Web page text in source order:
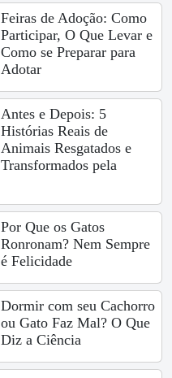
Feiras de Adoção: Como
Participar, O Que Levar e
Como se Preparar para
Adotar
Antes e Depois: 5
Histórias Reais de
Animais Resgatados e
Transformados pela
Por Que os Gatos
Ronronam? Nem Sempre
é Felicidade
Dormir com seu Cachorro
ou Gato Faz Mal? O Que
Diz a Ciência